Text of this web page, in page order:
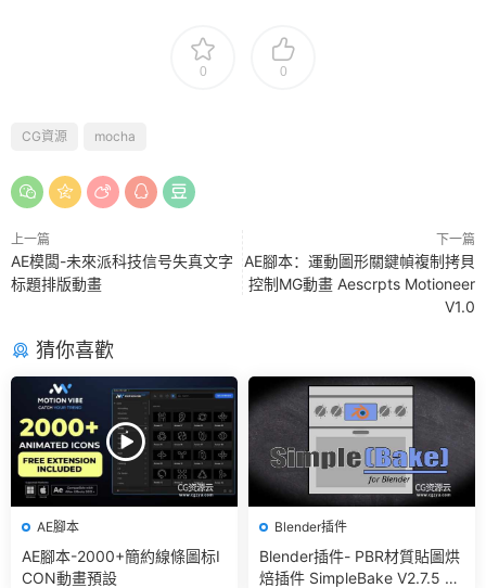
0 0
CG資源 mocha
上一篇
AE模闆-未來派科技信号失真文字
标題排版動畫
下一篇
AE腳本：運動圖形關鍵幀複制拷貝
控制MG動畫 Aescrpts Motioneer
V1.0
猜你喜歡
AE腳本
AE腳本-2000+簡約線條圖标I
CON動畫預設
Blender插件
Blender插件- PBR材質貼圖烘
焙插件 SimpleBake V2.7.5 –